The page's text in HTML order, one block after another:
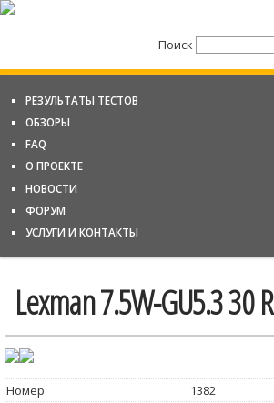
Поиск
РЕЗУЛЬТАТЫ ТЕСТОВ
ОБЗОРЫ
FAQ
О ПРОЕКТЕ
НОВОСТИ
ФОРУМ
УСЛУГИ И КОНТАКТЫ
Lexman 7.5W-GU5.3 30 R
Номер
1382